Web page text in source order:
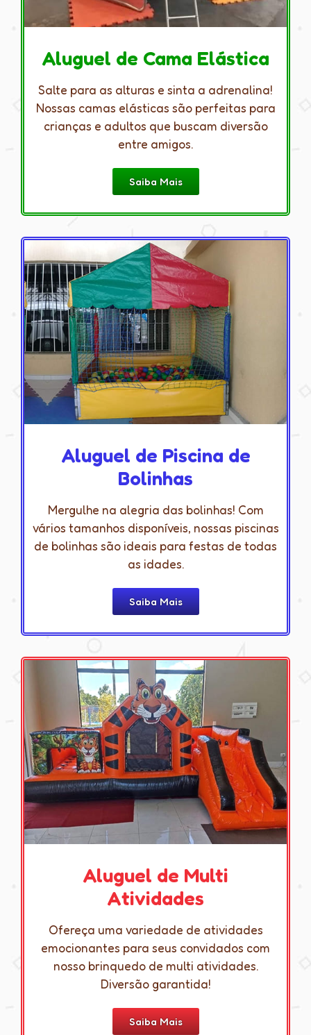
Aluguel de Cama Elástica
Salte para as alturas e sinta a adrenalina!
Nossas camas elásticas são perfeitas para
crianças e adultos que buscam diversão
entre amigos.
Saiba Mais
Aluguel de Piscina de
Bolinhas
Mergulhe na alegria das bolinhas! Com
vários tamanhos disponíveis, nossas piscinas
de bolinhas são ideais para festas de todas
as idades.
Saiba Mais
Aluguel de Multi
Atividades
Ofereça uma variedade de atividades
emocionantes para seus convidados com
nosso brinquedo de multi atividades.
Diversão garantida!
Saiba Mais